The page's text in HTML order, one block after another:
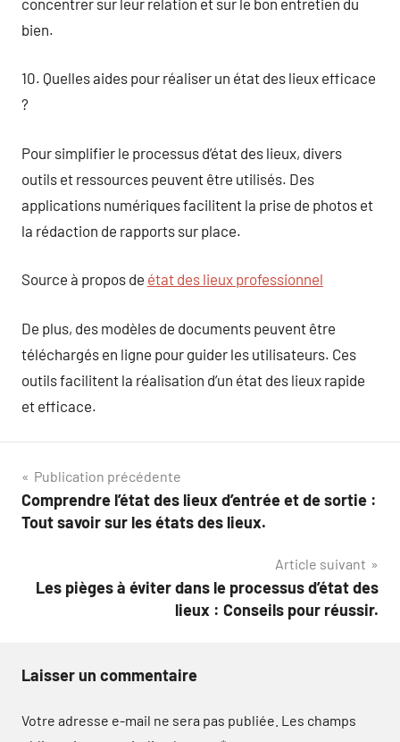
bien.
10. Quelles aides pour réaliser un état des lieux efficace
?
Pour simplifier le processus d’état des lieux, divers
outils et ressources peuvent être utilisés. Des
applications numériques facilitent la prise de photos et
la rédaction de rapports sur place.
Source à propos de état des lieux professionnel
De plus, des modèles de documents peuvent être
téléchargés en ligne pour guider les utilisateurs. Ces
outils facilitent la réalisation d’un état des lieux rapide
et efficace.
Navigation
de
Publication précédente
Comprendre l’état des lieux d’entrée et de sortie :
Tout savoir sur les états des lieux.
Article suivant
Les pièges à éviter dans le processus d’état des
lieux : Conseils pour réussir.
Laisser un commentaire
Votre adresse e-mail ne sera pas publiée. Les champs